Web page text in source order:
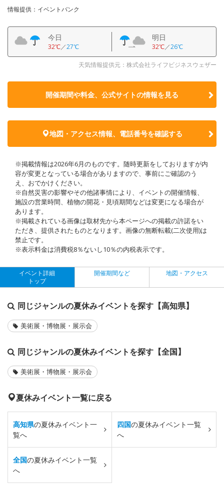
情報提供：イベントバンク
今日
32℃／27℃
明日
32℃／26℃
天気情報提供元：株式会社ライフビジネスウェザー
開催期間や料金、公式サイトの情報を見る
地図・アクセス情報、電話番号を確認する
※掲載情報は2026年6月のものです。随時更新をしておりますが内
容が変更となっている場合がありますので、事前にご確認のう
え、おでかけください。
※自然災害の影響やその他諸事情により、イベントの開催情報、
施設の営業時間、植物の開花・見頃期間などは変更になる場合が
あります。
※掲載されている画像は取材先から本ページへの掲載の許諾をい
ただき、提供されたものとなります。画像の無断転載(二次使用)は
禁止です。
※表示料金は消費税8％ないし10％の内税表示です。
イベント詳細
トップ
開催期間など 地図・アクセス
同じジャンルの夏休みイベントを探す【高知県】
美術展・博物展・展示会
同じジャンルの夏休みイベントを探す【全国】
美術展・博物展・展示会
夏休みイベント一覧に戻る
高知県の夏休みイベント一
覧へ
四国の夏休みイベント一覧
へ
全国の夏休みイベント一覧
へ